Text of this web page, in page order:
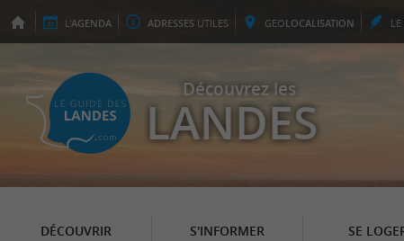
L'AGENDA ADRESSES UTILES GEOLOCALISATION LE
Découvrez les
LANDES
DÉCOUVRIR S'INFORMER SE